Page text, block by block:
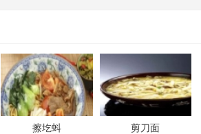
擦圪蚪 剪刀面